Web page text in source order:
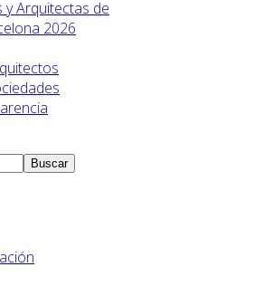
Arquitectas de
2026
Buscar